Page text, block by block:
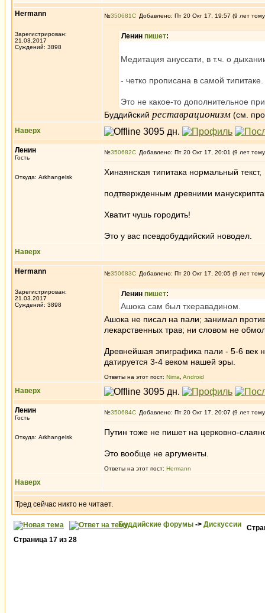
Hermann
Зарегистрирован:
21.03.2017
Суждений: 3898
№350681 Добавлено: Пт 20 Окт 17, 19:57 (9 лет
Ленин пишет:
Медитация ануссати, в т.ч. о
- четко прописана в самой типитаке.
Это не какое-то дополнительное
Буддийский реставрационизм (см.
Наверх
Ленин
Гость
Откуда: Arkhangelsk
№350682 Добавлено: Пт 20 Окт 17, 20:01 (9 лет
Хинаянская типитака нормальный текст,
подтвержденным древними
Хватит чушь городить!
Это у вас псевдобуддийский новодел.
Наверх
Hermann
Зарегистрирован:
21.03.2017
Суждений: 3898
№350683 Добавлено: Пт 20 Окт 17, 20:05 (9 лет
Ленин пишет:
Ашока сам был тхеравадином.
Ашока не писал на пали; занимал
лекарственных трав; ни словом не
Древнейшая эпиграфика пали - 5-6 век
датируется 3-4 веком нашей эры.
Ответы на этот пост: Nima Android
Наверх
Ленин
Гость
Откуда: Arkhangelsk
№350684 Добавлено: Пт 20 Окт 17, 20:07 (9 лет
Путин тоже не пишет на церковно-
Это вообще не аргументы.
Ответы на этот пост: Hermann
Наверх
Тред сейчас никто не читает.
Буддийские форумы -> Дискуссии
Страница 17 из 28